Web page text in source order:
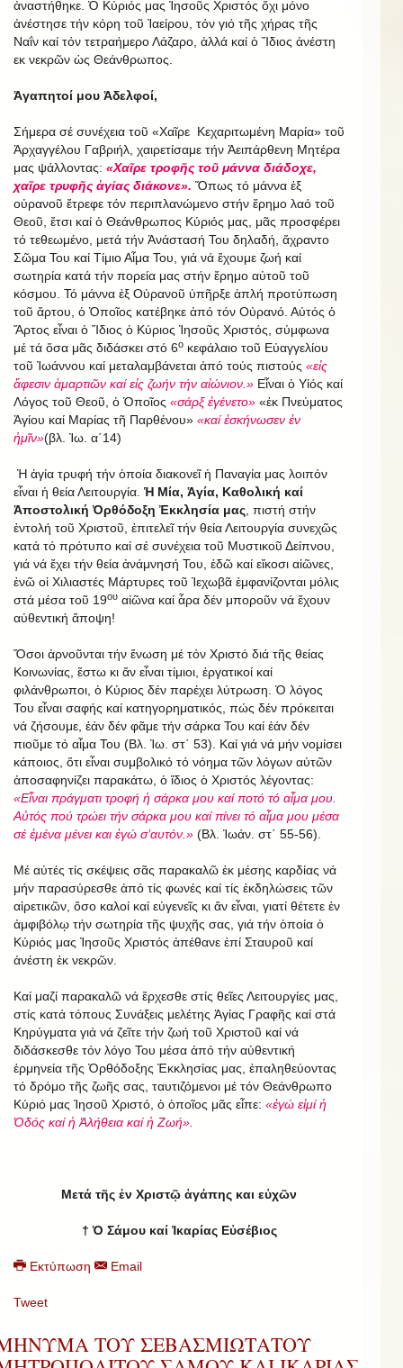
ἀναστήθηκε. Ὁ Κύριός μας Ἰησοῦς Χριστός ὄχι μόνο
ἀνέστησε τήν κόρη τοῦ Ἰαείρου, τόν γιό τῆς χήρας τῆς
Ναΐν καί τόν τετραήμερο Λάζαρο, ἀλλά καί ὁ Ἴδιος ἀνέστη
εκ νεκρῶν ὡς Θεάνθρωπος.
Ἀγαπητοί μου Ἀδελφοί,
Σήμερα σέ συνέχεια τοῦ «Χαῖρε Κεχαριτωμένη Μαρία» τοῦ
Ἀρχαγγέλου Γαβριήλ, χαιρετίσαμε τήν Ἀειπάρθενη Μητέρα
μας ψάλλοντας: «Χαῖρε τροφῆς τοῦ μάννα διάδοχε,
χαῖρε τρυφῆς ἁγίας διάκονε». Ὅπως τό μάννα ἐξ
οὐρανοῦ ἔτρεφε τόν περιπλανώμενο στήν ἔρημο λαό τοῦ
Θεοῦ, ἔτσι καί ὁ Θεάνθρωπος Κύριός μας, μᾶς προσφέρει
τό τεθεωμένο, μετά τήν Ἀνάστασή Του δηλαδή, ἄχραντο
Σῶμα Του καί Τίμιο Αἷμα Του, γιά νά ἔχουμε ζωή καί
σωτηρία κατά τήν πορεία μας στήν ἔρημο αὐτοῦ τοῦ
κόσμου. Τό μάννα ἐξ Οὐρανοῦ ὑπῆρξε ἁπλή προτύπωση
τοῦ ἄρτου, ὁ Ὁποῖος κατέβηκε ἀπό τόν Οὐρανό. Αὐτός ὁ
Ἄρτος εἶναι ὁ Ἴδιος ὁ Kύριος Ἰησοῦς Χριστός, σύμφωνα
μέ τά ὅσα μᾶς διδάσκει στό 6ο κεφάλαιο τοῦ Εὐαγγελίου
τοῦ Ἰωάννου καί μεταλαμβάνεται ἀπό τούς πιστούς «εἰς
ἄφεσιν ἁμαρτιῶν καί εἰς ζωήν τήν αἰώνιον.» Εἶναι ὁ Υἱός καί
Λόγος τοῦ Θεοῦ, ὁ Ὁποῖος «σάρξ ἐγένετο» «ἐκ Πνεύματος
Ἁγίου καί Μαρίας τῆ Παρθένου» «καί ἐσκήνωσεν ἐν
ἡμῖν»(βλ. Ἰω. α΄14)
Ἡ ἁγία τρυφή τήν ὁποία διακονεῖ ἡ Παναγία μας λοιπόν
εἶναι ἡ θεία Λειτουργία. Ἡ Μία, Ἁγία, Καθολική καί
Ἀποστολική Ὀρθόδοξη Ἐκκλησία μας , πιστή στήν
ἐντολή τοῦ Χριστοῦ, ἐπιτελεῖ τήν θεία Λειτουργία συνεχῶς
κατά τό πρότυπο καί σέ συνέχεια τοῦ Μυστικοῦ Δείπνου,
γιά νά ἔχει τήν θεία ἀνάμνησή Του, ἐδῶ καί εἴκοσι αἰῶνες,
ἐνῶ οἱ Χιλιαστές Μάρτυρες τοῦ Ἱεχωβᾶ ἐμφανίζονται μόλις
στά μέσα τοῦ 19ου αἰῶνα καί ἆρα δέν μποροῦν νά ἔχουν
αὐθεντική ἄποψη!
Ὅσοι ἀρνοῦνται τήν ἕνωση μέ τόν Χριστό διά τῆς θείας
Κοινωνίας, ἔστω κι ἄν εἶναι τίμιοι, ἐργατικοί καί
φιλάνθρωποι, ὁ Κύριος δέν παρέχει λύτρωση. Ὁ λόγος
Του εἶναι σαφής καί κατηγορηματικός, πώς δέν πρόκειται
νά ζήσουμε, ἐάν δέν φᾶμε τήν σάρκα Του καί ἐάν δέν
πιοῦμε τό αἷμα Του (Βλ. Ἰω. στ΄ 53). Καί γιά νά μήν νομίσει
κάποιος, ὅτι εἶναι συμβολικό τό νόημα τῶν λόγων αὐτῶν
ἀποσαφηνίζει παρακάτω, ὁ ἴδιος ὁ Χριστός λέγοντας:
«Εἶναι πράγματι τροφή ἡ σάρκα μου καί ποτό τό αἷμα μου.
Αὐτός πού τρώει τήν σάρκα μου καί πίνει τό αἷμα μου μέσα
σέ ἐμένα μένει και ἐγώ σ’αυτόν.» (Βλ. Ἰωάν. στ΄ 55-56).
Μέ αὐτές τίς σκέψεις σᾶς παρακαλῶ ἐκ μέσης καρδίας νά
μήν παρασύρεσθε ἀπό τίς φωνές καί τίς ἐκδηλώσεις τῶν
αἱρετικῶν, ὅσο καλοί καί εὐγενεῖς κι ἄν εἶναι, γιατί θέτετε ἐν
ἀμφιβόλῳ τήν σωτηρία τῆς ψυχῆς σας, γιά τήν ὁποία ὁ
Κύριός μας Ἰησοῦς Χριστός ἀπέθανε ἐπί Σταυροῦ καί
ἀνέστη ἐκ νεκρῶν.
Καί μαζί παρακαλῶ νά ἔρχεσθε στίς θεῖες Λειτουργίες μας,
στίς κατά τόπους Συνάξεις μελέτης Ἁγίας Γραφῆς καί στά
Κηρύγματα γιά νά ζεῖτε τήν ζωή τοῦ Χριστοῦ καί νά
διδάσκεσθε τόν λόγο Του μέσα ἀπό τήν αὐθεντική
ἑρμηνεία τῆς Ὀρθόδοξης Ἐκκλησίας μας, ἐπαληθεύοντας
τό δρόμο τῆς ζωῆς σας, ταυτιζόμενοι μέ τόν Θεάνθρωπο
Κύριό μας Ἰησοῦ Χριστό, ὁ ὁποῖος μᾶς εἶπε: «ἐγώ εἰμί ἡ
Ὁδός καί ἡ Ἀλήθεια καί ἡ Ζωή».
Μετά τῆς ἐν Χριστῷ ἀγάπης και εὐχῶν
† Ὁ Σάμου καί Ἰκαρίας Εὐσέβιος
Εκτύπωση Email
Tweet
ΤΟΥ ΣΕΒΑΣΜΙΩΤΑΤΟΥ